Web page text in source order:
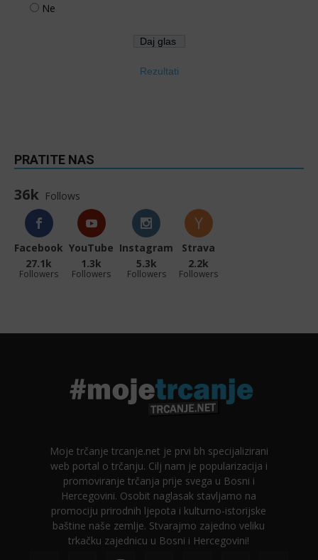
Ne
Rezultati
PRATITE NAS
36k Follows
Facebook
27.1k
Followers
YouTube
1.3k
Followers
Instagram
5.3k
Followers
Strava
2.2k
Followers
Moje trčanje trcanje.net je prvi bh specijalizirani
web portal o trčanju. Cilj nam je popularizacija i
promoviranje trčanja prije svega u Bosni i
Hercegovini. Osobit naglasak stavljamo na
promociju prirodnih ljepota i kulturno-istorijske
baštine naše zemlje. Stvarajmo zajedno veliku
trkačku zajednicu u Bosni i Hercegovini!